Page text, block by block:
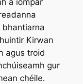
á iompar
Kirwan
agus troid
gur
chéile.